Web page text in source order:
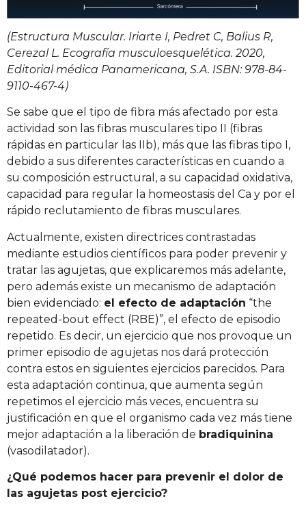
(Estructura Muscular. Iriarte I, Pedret C, Balius R,
Cerezal L. Ecografía musculoesquelética. 2020,
Editorial médica Panamericana, S.A. ISBN: 978-84-
9110-467-4)
Se sabe que el tipo de fibra más afectado por esta
actividad son las fibras musculares tipo II (fibras
rápidas en particular las IIb), más que las fibras tipo I,
debido a sus diferentes características en cuando a
su composición estructural, a su capacidad oxidativa,
capacidad para regular la homeostasis del Ca y por el
rápido reclutamiento de fibras musculares.
Actualmente, existen directrices contrastadas
mediante estudios científicos para poder prevenir y
tratar las agujetas, que explicaremos más adelante,
pero además existe un mecanismo de adaptación
bien evidenciado: el efecto de adaptación “the
repeated-bout effect (RBE)”, el efecto de episodio
repetido. Es decir, un ejercicio que nos provoque un
primer episodio de agujetas nos dará protección
contra estos en siguientes ejercicios parecidos. Para
esta adaptación continua, que aumenta según
repetimos el ejercicio más veces, encuentra su
justificación en que el organismo cada vez más tiene
mejor adaptación a la liberación de bradiquinina
(vasodilatador).
¿Qué podemos hacer para prevenir el dolor de
las agujetas post ejercicio?